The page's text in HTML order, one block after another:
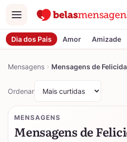
Menu
Dia dos Pais Amor Amizade
Mensagens Mensagens de
Ordenar
MENSAGENS
Mensagens de